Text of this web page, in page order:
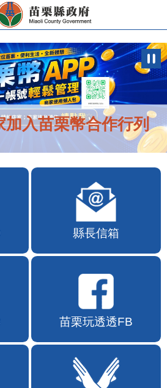
年7月10日10時上線
縣長信箱
苗栗玩透透FB